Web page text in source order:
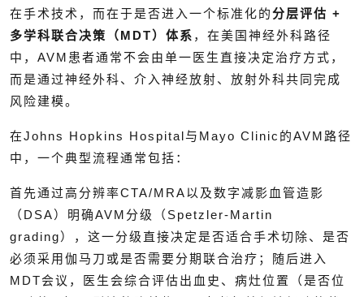
在手术技术，而在于是否进入一个标准化的分层评估 +
多学科联合决策（MDT）体系 ，在美国神经外科路径
中，AVM患者通常不会由单一医生直接决定治疗方式，
而是通过神经外科、介入神经放射、放射外科共同完成
风险建模。
在Johns Hopkins Hospital与Mayo Clinic的AVM路径
中，一个典型流程通常包括：
首先通过高分辨率CTA/MRA以及数字减影血管造影
（DSA）明确AVM分级（Spetzler-Martin
grading），这一分级直接决定是否适合手术切除、是否
必须采用伽马刀或是否需要分期联合治疗；随后进入
MDT会议，医生会综合评估出血史、病灶位置（是否位